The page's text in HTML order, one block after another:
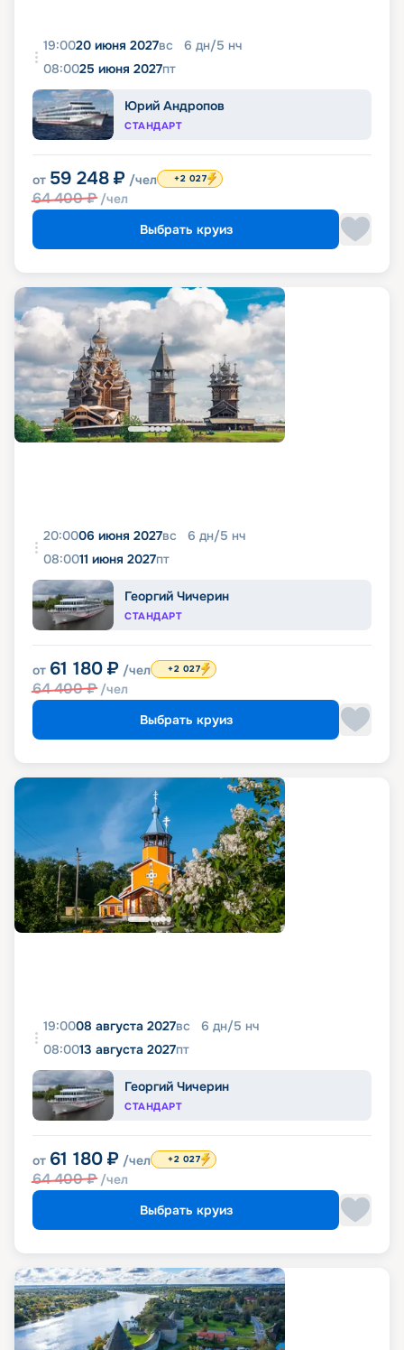
19:0020 июня 2027вс 6 дн/5 нч
08:0025 июня 2027пт
Юрий Андропов
СТАНДАРТ
от 59 248 ₽ /чел
64 400₽ /чел
+2 027
Выбрать круиз
20:0006 июня 2027вс 6 дн/5 нч
08:0011 июня 2027пт
Георгий Чичерин
СТАНДАРТ
от 61 180 ₽ /чел
64 400₽ /чел
+2 027
Выбрать круиз
19:0008 августа 2027вс 6 дн/5 нч
08:0013 августа 2027пт
Георгий Чичерин
СТАНДАРТ
от 61 180 ₽ /чел
64 400₽ /чел
+2 027
Выбрать круиз